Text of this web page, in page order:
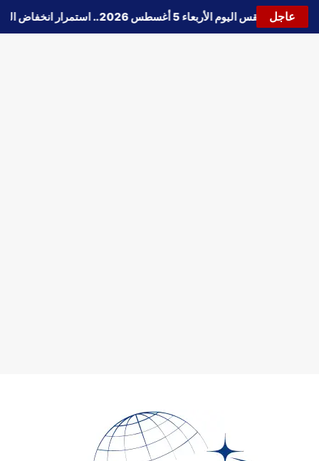
عاجل
🔵حالة الطقس اليوم الأربعاء 5 أغسطس 2026.. استمرار انخفاض الحرارة وتحذيرات من الشبورة واضطراب الملاحة